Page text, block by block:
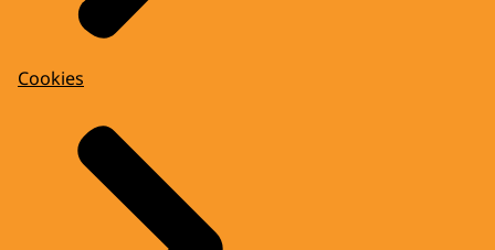
Cookies